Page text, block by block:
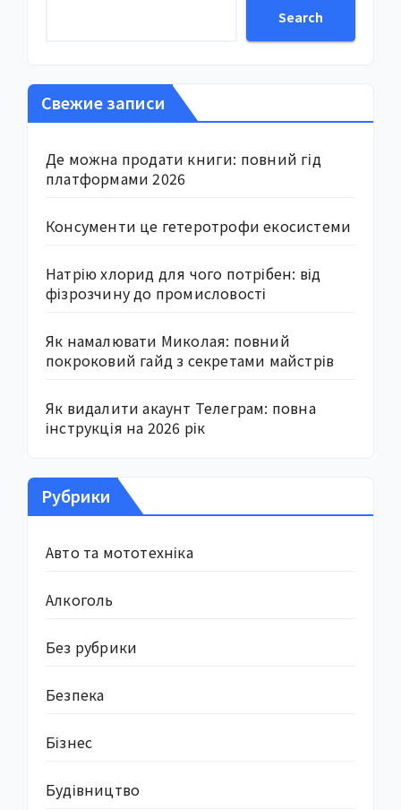
Search
Свежие записи
Де можна продати книги: повний гід
платформами 2026
Консументи це гетеротрофи екосистеми
Натрію хлорид для чого потрібен: від
фізрозчину до промисловості
Як намалювати Миколая: повний
покроковий гайд з секретами майстрів
Як видалити акаунт Телеграм: повна
інструкція на 2026 рік
Рубрики
Авто та мототехніка
Алкоголь
Без рубрики
Безпека
Бізнес
Будівництво